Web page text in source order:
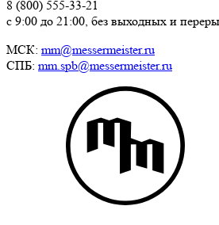
8 (800) 555-33-21
с 9:00 до 21:00, без выходных и
МСК: mm@messermeister.ru
СПБ: mm.spb@messermeister.ru